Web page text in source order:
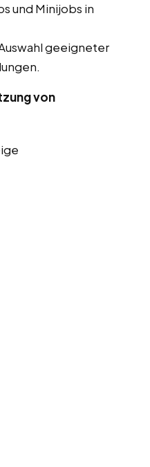
und Minijobs in
geeigneter
von